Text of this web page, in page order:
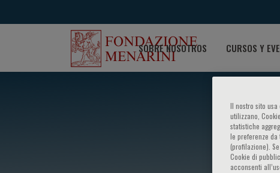
SOBRE NOSOTROS CURSOS Y
Il nostro sito
utilizzano,
statistiche
le preferenze da
(profilazione).
Cookie di
acconsenti